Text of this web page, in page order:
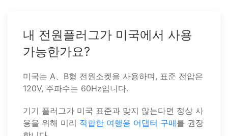
내 전원플러그가 미국에서 사용
가능한가요?
미국는 A、B형 전원소켓을 사용하며, 표준 전압은
120V, 주파수는 60Hz입니다.
기기 플러그가 미국 표준과 맞지 않는다면 정상 사
용을 위해 미리 적합한 여행용 어댑터 구매를 권장